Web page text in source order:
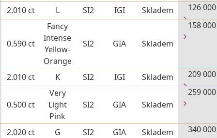
2.010 ct L SI2 IGI Skladem 126
0.590 ct
Fancy
Intense
Yellow-
Orange
SI2 GIA Skladem
158
2.010 ct K SI2 IGI Skladem 209
0.500 ct
Very
Light
Pink
SI2 GIA Skladem
259
2.020 ct G SI2 GIA Skladem 340